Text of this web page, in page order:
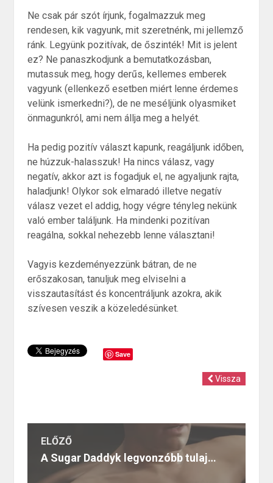
Ne csak pár szót írjunk, fogalmazzuk meg
rendesen, kik vagyunk, mit szeretnénk, mi jellemző
ránk. Legyünk pozitívak, de őszinték! Mit is jelent
ez? Ne panaszkodjunk a bemutatkozásban,
mutassuk meg, hogy derűs, kellemes emberek
vagyunk (ellenkező esetben miért lenne érdemes
velünk ismerkedni?), de ne meséljünk olyasmiket
önmagunkról, ami nem állja meg a helyét.
Ha pedig pozitív választ kapunk, reagáljunk időben,
ne húzzuk-halasszuk! Ha nincs válasz, vagy
negatív, akkor azt is fogadjuk el, ne agyaljunk rajta,
haladjunk! Olykor sok elmaradó illetve negatív
válasz vezet el addig, hogy végre tényleg nekünk
való ember találjunk. Ha mindenki pozitívan
reagálna, sokkal nehezebb lenne választani!
Vagyis kezdeményezzünk bátran, de ne
erőszakosan, tanuljuk meg elviselni a
visszautasítást és koncentráljunk azokra, akik
szívesen veszik a közeledésünket.
Save
Vissza
ELŐZŐ
A Sugar Daddyk legvonzóbb tulajdonságai